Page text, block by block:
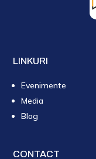
LINKURI
Evenimente
Media
Blog
CONTACT